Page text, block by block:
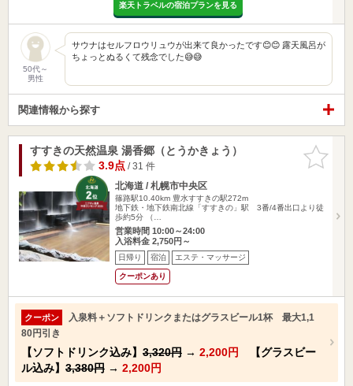
楽天トラベルの宿泊プランを見る
50代～
男性
サウナはセルフロウリュウが出来て良かったです😊😊 露天風呂が
ちょっとぬるくて残念でした😅😅
関連情報から探す
お気に入
りに追加
すすきの天然温泉 湯香郷（とうかきょう）
3.9点/ 31 件
北海道 / 札幌市中央区
篠路駅10.40km 豊水すすきの駅272m
地下鉄・地下鉄南北線「すすきの」駅 3番/4番出口より徒
歩約5分 （…
営業時間 10:00～24:00
入浴料金 2,750円～
日帰り 宿泊 エステ・マッサージ
クーポンあり
クーポン
入泉料＋ソフトドリンクまたはグラスビール1杯 最大1,1
80円引き
【ソフトドリンク込み】 3,320円 → 2,200円
【グラスビー
ル込み】 3,380円 → 2,200円